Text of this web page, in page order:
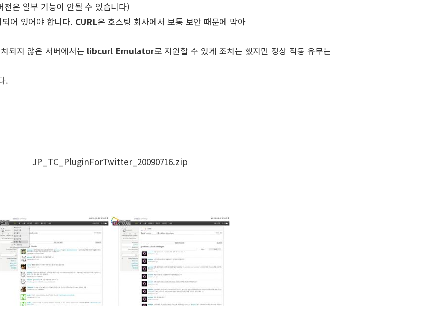
은 일부 기능이 안될 수 있습니다)
어 있어야 합니다. CURL은 호스팅 회사에서 보통 보안 때문에 막아
되지 않은 서버에서는 libcurl Emulator로 지원할 수 있게 조치는 했지만 정상 작동 유무는
.
JP_TC_PluginForTwitter_20090716.zip